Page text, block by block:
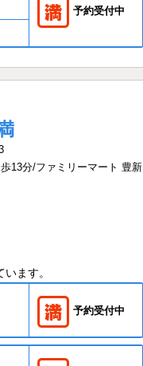
予約受付中
13分/ファミリーマート 豊新
ます。
予約受付中